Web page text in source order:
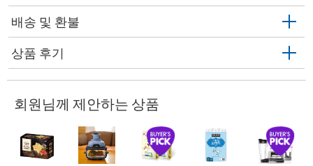
배송 및 환불
상품 후기
회원님께 제안하는 상품